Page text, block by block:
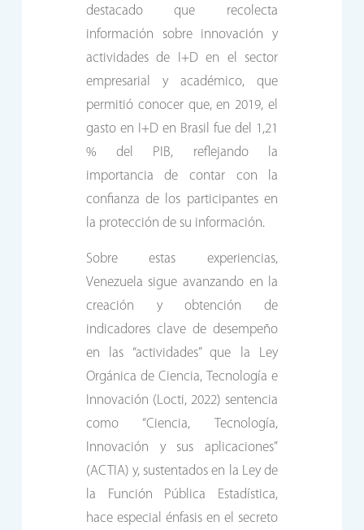
destacado que recolecta
información sobre innovación y
actividades de I+D en el sector
empresarial y académico, que
permitió conocer que, en 2019, el
gasto en I+D en Brasil fue del 1,21
% del PIB, reflejando la
importancia de contar con la
confianza de los participantes en
la protección de su información.
Sobre estas experiencias,
Venezuela sigue avanzando en la
creación y obtención de
indicadores clave de desempeño
en las “actividades” que la Ley
Orgánica de Ciencia, Tecnología e
Innovación (Locti, 2022) sentencia
como “Ciencia, Tecnología,
Innovación y sus aplicaciones”
(ACTIA) y, sustentados en la Ley de
la Función Pública Estadística,
hace especial énfasis en el secreto